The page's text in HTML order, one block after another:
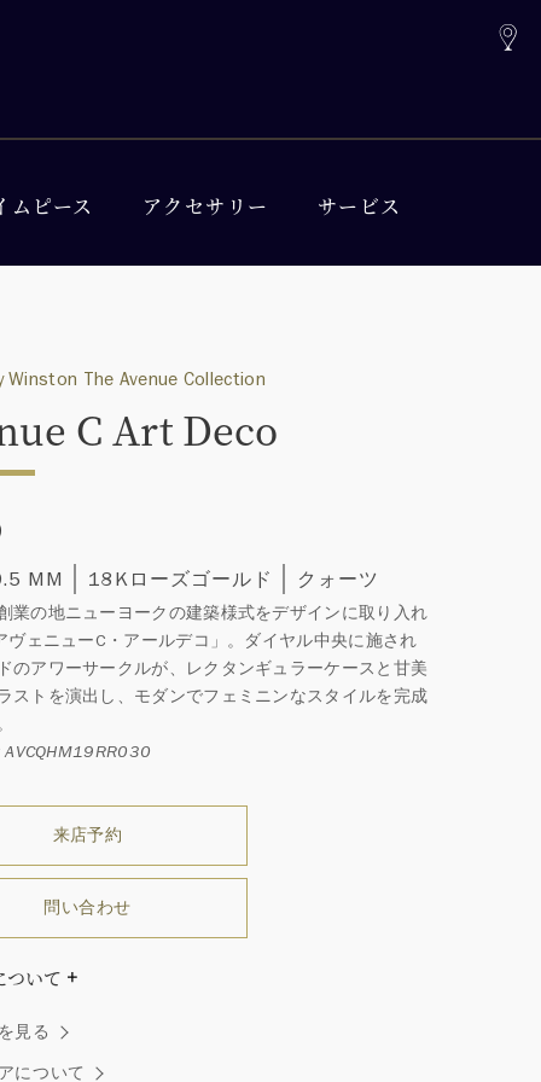
ムピース アクセサリー サービス
Winston The Avenue Collection
C Art Deco
MM 18Kローズゴールド クォーツ
業の地ニューヨークの建築様式をデザインに取り入れ
ヴェニューC・アールデコ」。ダイヤル中央に施され
のアワーサークルが、レクタンギュラーケースと甘美
ストを演出し、モダンでフェミニンなスタイルを完成
来店予約
問い合わせ
ついて
トンはそう語りました。ハリー・ウィンストンによって
た最高品質のダイヤモンド及びジェムストーンは、ひと
見る
について